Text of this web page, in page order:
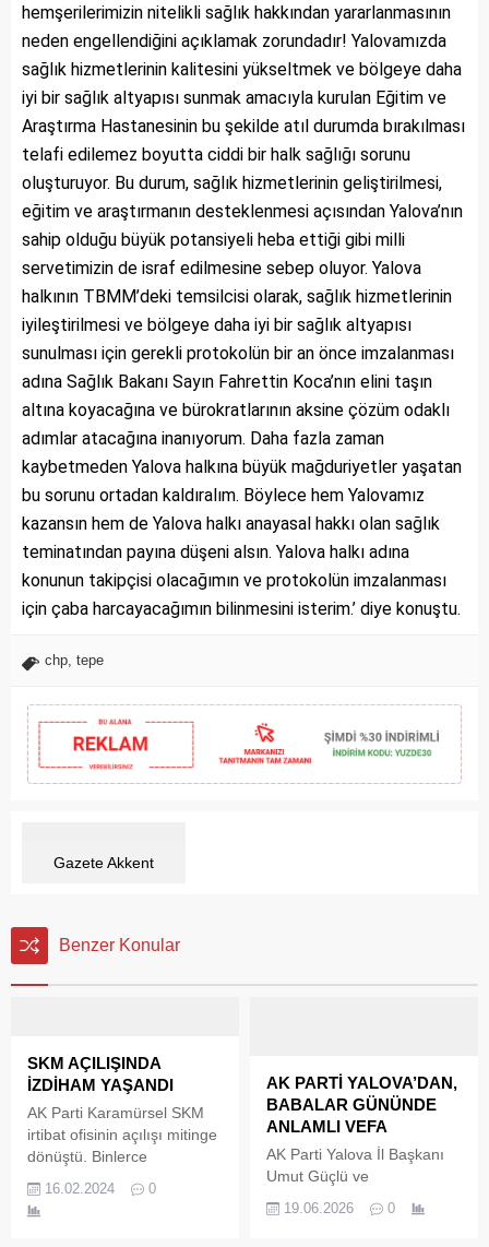
hemşerilerimizin nitelikli sağlık hakkından yararlanmasının
neden engellendiğini açıklamak zorundadır! Yalovamızda
sağlık hizmetlerinin kalitesini yükseltmek ve bölgeye daha
iyi bir sağlık altyapısı sunmak amacıyla kurulan Eğitim ve
Araştırma Hastanesinin bu şekilde atıl durumda bırakılması
telafi edilemez boyutta ciddi bir halk sağlığı sorunu
oluşturuyor. Bu durum, sağlık hizmetlerinin geliştirilmesi,
eğitim ve araştırmanın desteklenmesi açısından Yalova’nın
sahip olduğu büyük potansiyeli heba ettiği gibi milli
servetimizin de israf edilmesine sebep oluyor. Yalova
halkının TBMM’deki temsilcisi olarak, sağlık hizmetlerinin
iyileştirilmesi ve bölgeye daha iyi bir sağlık altyapısı
sunulması için gerekli protokolün bir an önce imzalanması
adına Sağlık Bakanı Sayın Fahrettin Koca’nın elini taşın
altına koyacağına ve bürokratlarının aksine çözüm odaklı
adımlar atacağına inanıyorum. Daha fazla zaman
kaybetmeden Yalova halkına büyük mağduriyetler yaşatan
bu sorunu ortadan kaldıralım. Böylece hem Yalovamız
kazansın hem de Yalova halkı anayasal hakkı olan sağlık
teminatından payına düşeni alsın. Yalova halkı adına
konunun takipçisi olacağımın ve protokolün imzalanması
için çaba harcayacağımın bilinmesini isterim.’ diye konuştu.
chp tepe
Gazete Akkent
Benzer Konular
SKM AÇILIŞINDA
İZDİHAM YAŞANDI
AK Parti Karamürsel SKM
irtibat ofisinin açılışı mitinge
dönüştü. Binlerce
katıldığı açılış, Karamürsel
AK Parti Belediye başkan
16.02.2024 0
AK PARTİ YALOVA’DAN,
BABALAR GÜNÜNDE
ANLAMLI VEFA
AK Parti Yalova İl Başkanı
Umut Güçlü ve
Babalar Günü dolayısıyla
19.06.2026 0